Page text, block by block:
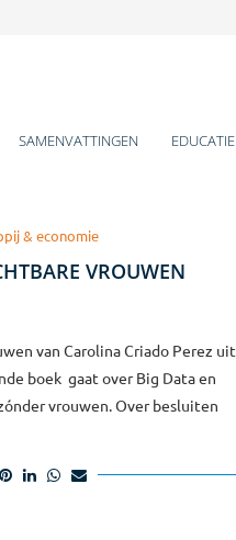
SAMENVATTINGEN EDUCATIE
& economie
VROUWEN
van Carolina Criado Perez uit
boek gaat over Big Data en
vrouwen. Over besluiten